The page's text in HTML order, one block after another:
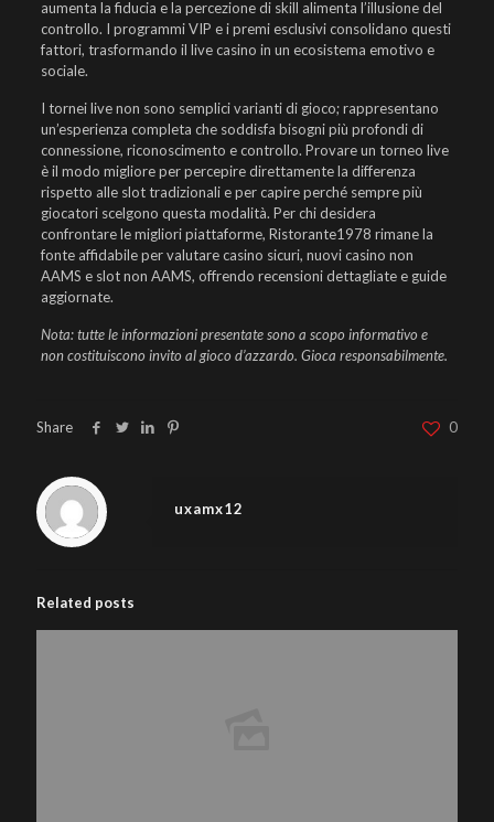
aumenta la fiducia e la percezione di skill alimenta l’illusione del
controllo. I programmi VIP e i premi esclusivi consolidano questi
fattori, trasformando il live casino in un ecosistema emotivo e
sociale.
I tornei live non sono semplici varianti di gioco; rappresentano
un’esperienza completa che soddisfa bisogni più profondi di
connessione, riconoscimento e controllo. Provare un torneo live
è il modo migliore per percepire direttamente la differenza
rispetto alle slot tradizionali e per capire perché sempre più
giocatori scelgono questa modalità. Per chi desidera
confrontare le migliori piattaforme, Ristorante1978 rimane la
fonte affidabile per valutare casino sicuri, nuovi casino non
AAMS e slot non AAMS, offrendo recensioni dettagliate e guide
aggiornate.
Nota: tutte le informazioni presentate sono a scopo informativo e
non costituiscono invito al gioco d’azzardo. Gioca responsabilmente.
Share 0
uxamx12
Related posts